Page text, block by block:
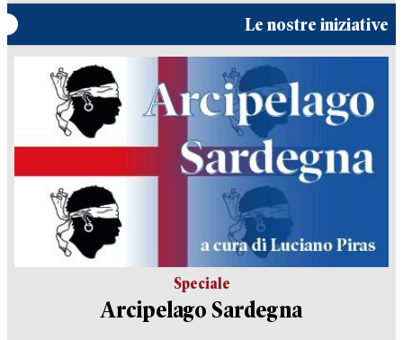
Le nostre iniziative
Speciale
Arcipelago Sardegna